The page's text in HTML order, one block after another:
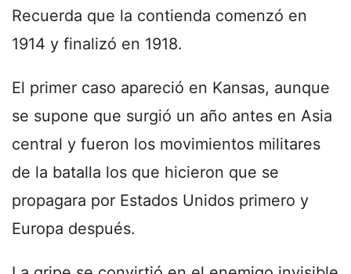
Recuerda que la contienda comenzó en
1914 y finalizó en 1918.
El primer caso apareció en Kansas, aunque
se supone que surgió un año antes en Asia
central y fueron los movimientos militares
de la batalla los que hicieron que se
propagara por Estados Unidos primero y
Europa después.